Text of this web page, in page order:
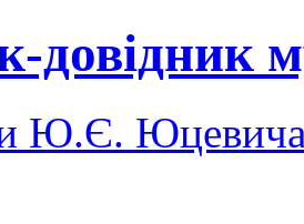
довідник
Ю.Є.